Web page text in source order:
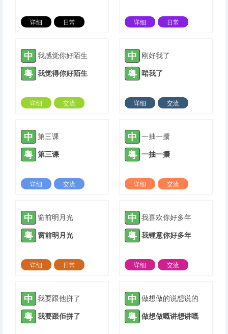
详细
日常
详细
日常
中 我感觉你好陌生
粤 我觉得你好陌生
详细
交流
中 刚好我了
粤 啱我了
详细
交流
中 第三课
粤 第三课
详细
交流
中 一抽一攮
粤 一抽一攮
详细
交流
中 窗前明月光
粤 窗前明月光
详细
日常
中 我喜欢你好多年
粤 我锺意你好多年
详细
交流
中 我要跟他拼了
粤 我要跟佢拼了
中 做想做的说想说的
粤 做想做嘅讲想讲嘅